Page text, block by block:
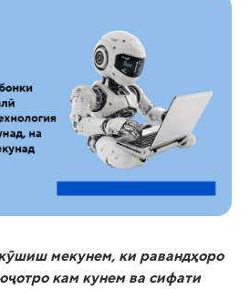
мекунем, ки равандҳоро
кам кунем ва сифати